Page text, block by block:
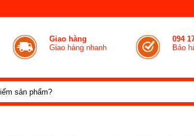
Giao hàng
Giao hàng nhanh
094
Bảo